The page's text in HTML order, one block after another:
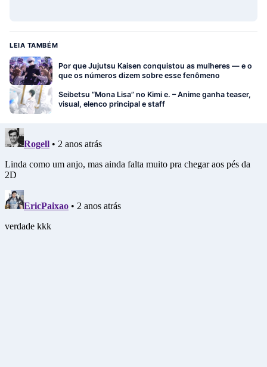
LEIA TAMBÉM
Por que Jujutsu Kaisen conquistou as mulheres — e o
que os números dizem sobre esse fenômeno
Seibetsu “Mona Lisa” no Kimi e. – Anime ganha teaser,
visual, elenco principal e staff